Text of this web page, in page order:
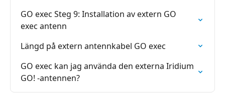
GO exec Steg 9: Installation av extern GO
exec antenn
Längd på extern antennkabel GO exec
GO exec kan jag använda den externa Iridium
GO! -antennen?